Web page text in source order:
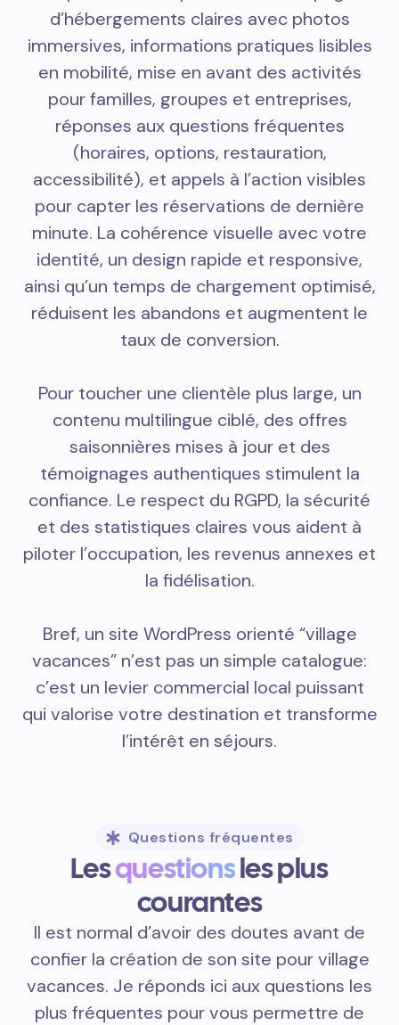
d’hébergements claires avec photos
immersives, informations pratiques lisibles
en mobilité, mise en avant des activités
pour familles, groupes et entreprises,
réponses aux questions fréquentes
(horaires, options, restauration,
accessibilité), et appels à l’action visibles
pour capter les réservations de dernière
minute. La cohérence visuelle avec votre
identité, un design rapide et responsive,
ainsi qu’un temps de chargement optimisé,
réduisent les abandons et augmentent le
taux de conversion.
Pour toucher une clientèle plus large, un
contenu multilingue ciblé, des offres
saisonnières mises à jour et des
témoignages authentiques stimulent la
confiance. Le respect du RGPD, la sécurité
et des statistiques claires vous aident à
piloter l’occupation, les revenus annexes et
la fidélisation.
Bref, un site WordPress orienté “village
vacances” n’est pas un simple catalogue:
c’est un levier commercial local puissant
qui valorise votre destination et transforme
l’intérêt en séjours.
Questions fréquentes
Lesquestionsles plus
courantes
Il est normal d’avoir des doutes avant de
confier la création de son site pour village
vacances. Je réponds ici aux questions les
plus fréquentes pour vous permettre de